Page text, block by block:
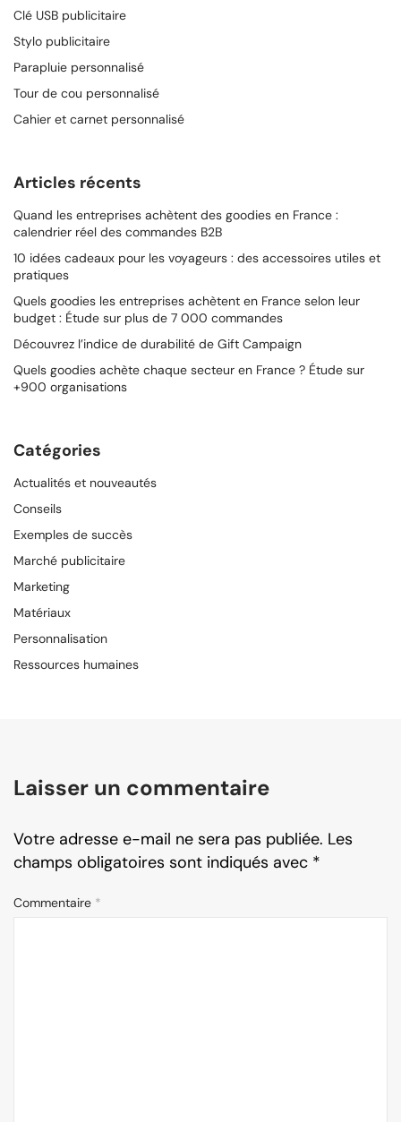
Clé USB publicitaire
Stylo publicitaire
Parapluie personnalisé
Tour de cou personnalisé
Cahier et carnet personnalisé
Articles récents
Quand les entreprises achètent des goodies en France :
calendrier réel des commandes B2B
10 idées cadeaux pour les voyageurs : des accessoires utiles et
pratiques
Quels goodies les entreprises achètent en France selon leur
budget : Étude sur plus de 7 000 commandes
Découvrez l’indice de durabilité de Gift Campaign
Quels goodies achète chaque secteur en France ? Étude sur
+900 organisations
Catégories
Actualités et nouveautés
Conseils
Exemples de succès
Marché publicitaire
Marketing
Matériaux
Personnalisation
Ressources humaines
Laisser un commentaire
Votre adresse e-mail ne sera pas publiée. Les
champs obligatoires sont indiqués avec *
Commentaire *